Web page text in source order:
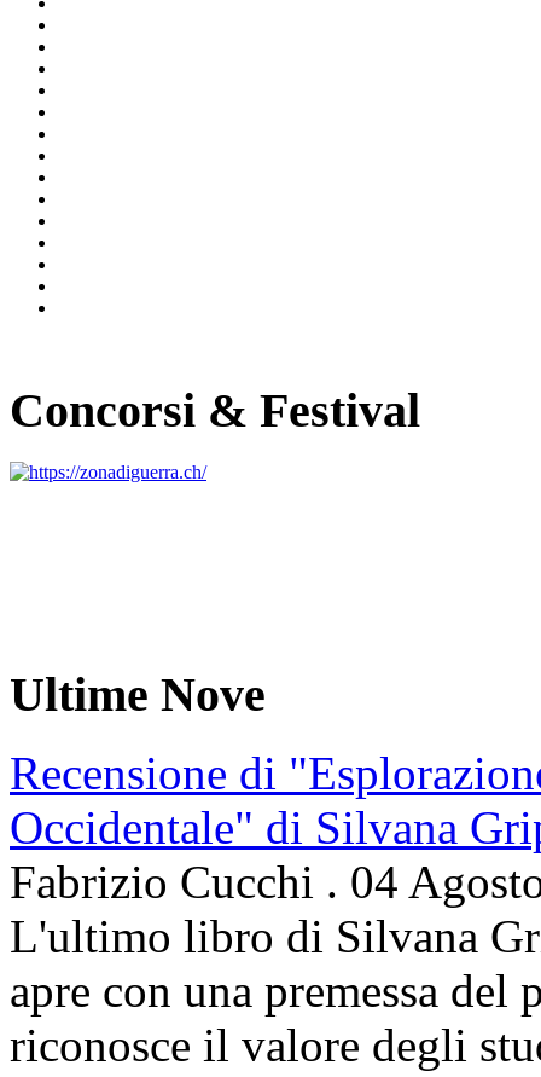
Concorsi & Festival
Ultime Nove
Recensione di
Occidentale" di Silvana
Fabrizio Cucchi . 04
L'ultimo libro di Silvana
apre con una premessa
riconosce il valore degli